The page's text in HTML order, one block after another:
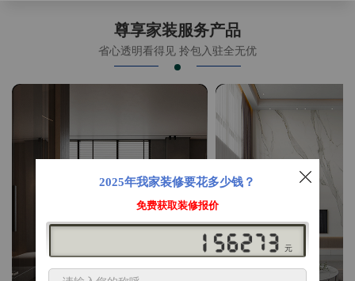
尊享家装服务产品
省心透明看得见 拎包入驻全无优